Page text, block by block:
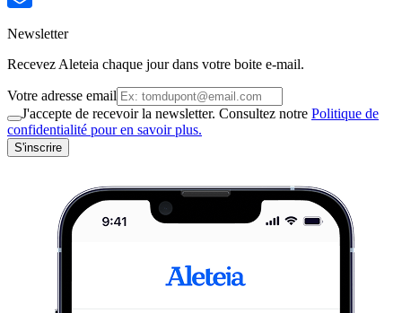
Newsletter
Recevez Aleteia chaque jour dans votre boite e-mail.
Votre adresse email
J'accepte de recevoir la newsletter. Consultez notre Politique de
confidentialité pour en savoir plus.
S'inscrire